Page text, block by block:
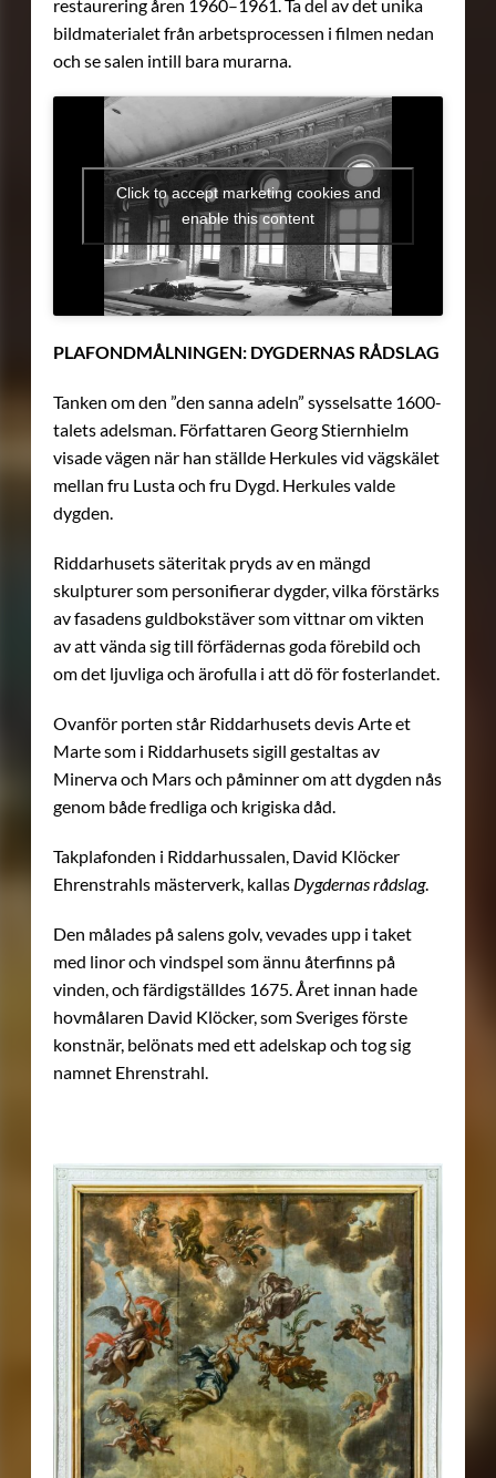
restaurering åren 1960–1961. Ta del av det unika
bildmaterialet från arbetsprocessen i filmen nedan
och se salen intill bara murarna.
Click to accept marketing cookies and
enable this content
PLAFONDMÅLNINGEN: DYGDERNAS RÅDSLAG
Tanken om den ”den sanna adeln” sysselsatte 1600-
talets adelsman. Författaren Georg Stiernhielm
visade vägen när han ställde Herkules vid vägskälet
mellan fru Lusta och fru Dygd. Herkules valde
dygden.
Riddarhusets säteritak pryds av en mängd
skulpturer som personifierar dygder, vilka förstärks
av fasadens guldbokstäver som vittnar om vikten
av att vända sig till förfädernas goda förebild och
om det ljuvliga och ärofulla i att dö för fosterlandet.
Ovanför porten står Riddarhusets devis Arte et
Marte som i Riddarhusets sigill gestaltas av
Minerva och Mars och påminner om att dygden nås
genom både fredliga och krigiska dåd.
Takplafonden i Riddarhussalen, David Klöcker
Ehrenstrahls mästerverk, kallas Dygdernas rådslag.
Den målades på salens golv, vevades upp i taket
med linor och vindspel som ännu återfinns på
vinden, och färdigställdes 1675. Året innan hade
hovmålaren David Klöcker, som Sveriges förste
konstnär, belönats med ett adelskap och tog sig
namnet Ehrenstrahl.